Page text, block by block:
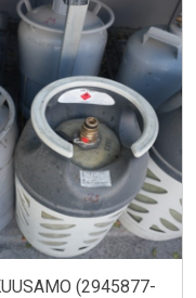
(2945877-